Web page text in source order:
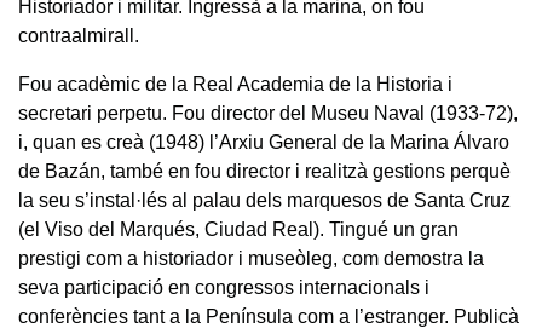
Historiador i militar. Ingressà a la marina, on fou
contraalmirall.
Fou acadèmic de la Real Academia de la Historia i
secretari perpetu. Fou director del Museu Naval (1933-72),
i, quan es creà (1948) l’Arxiu General de la Marina Álvaro
de Bazán, també en fou director i realitzà gestions perquè
la seu s’instal·lés al palau dels marquesos de Santa Cruz
(el Viso del Marqués, Ciudad Real). Tingué un gran
prestigi com a historiador i museòleg, com demostra la
seva participació en congressos internacionals i
conferències tant a la Península com a l’estranger. Publicà